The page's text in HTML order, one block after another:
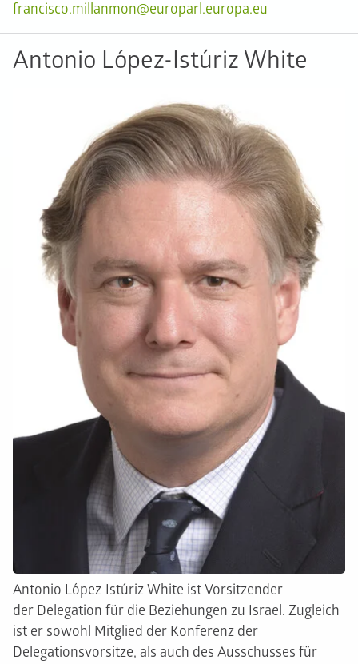
francisco.millanmon@europarl.europa.eu
Antonio López-Istúriz White
Antonio López-Istúriz White ist Vorsitzender
der Delegation für die Beziehungen zu Israel. Zugleich
ist er sowohl Mitglied der Konferenz der
Delegationsvorsitze, als auch des Ausschusses für